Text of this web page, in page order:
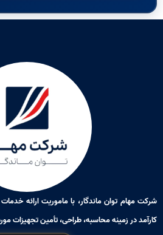
شرکت مهام توان ماندگار، با ماموریت ارائه
کارآمد در زمینه محاسبه، طراحی، تأمین تجهیزات